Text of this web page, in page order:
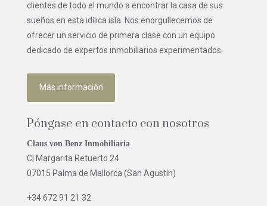
clientes de todo el mundo a encontrar la casa de sus
sueños en esta idílica isla. Nos enorgullecemos de
ofrecer un servicio de primera clase con un equipo
dedicado de expertos inmobiliarios experimentados.
Más información
Póngase en contacto con nosotros
Claus von Benz Inmobiliaria
C| Margarita Retuerto 24
07015 Palma de Mallorca (San Agustín)
+34 672 91 21 32